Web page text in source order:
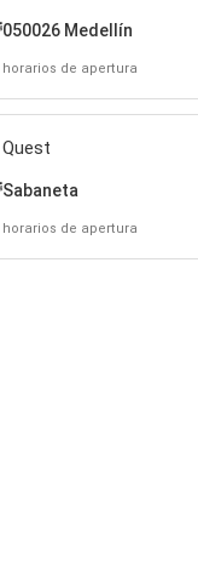
050026 Medellín
horarios de apertura
Quest
Sabaneta
horarios de apertura